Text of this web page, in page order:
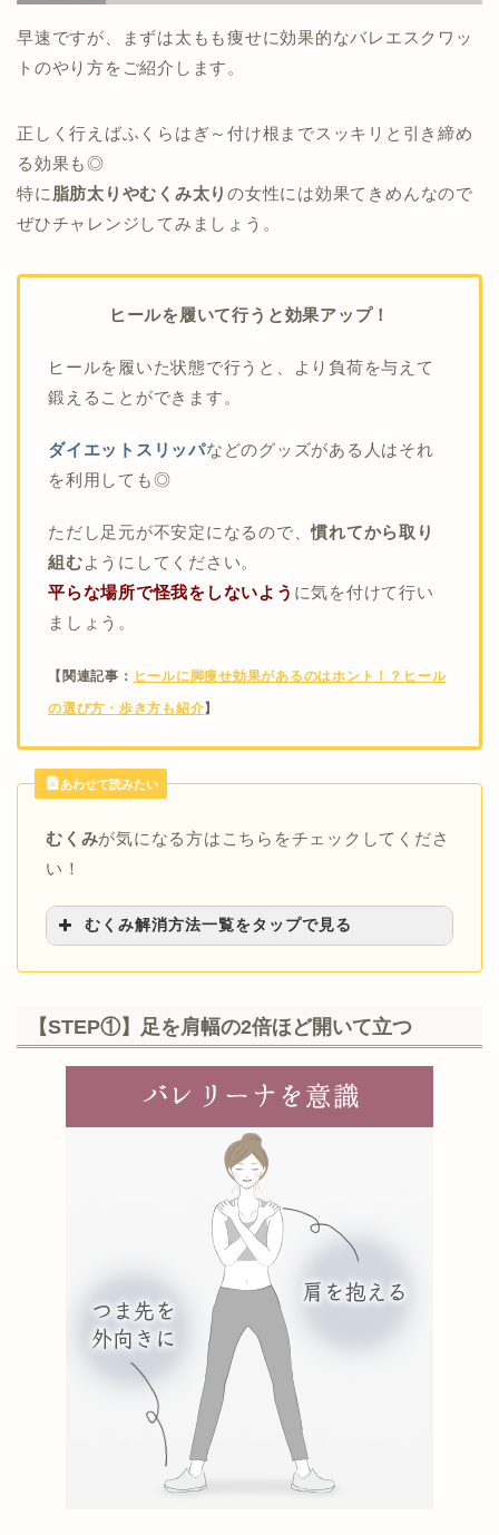
早速ですが、まずは太もも痩せに効果的なバレエスクワッ
トのやり方をご紹介します。
正しく行えばふくらはぎ～付け根までスッキリと引き締め
る効果も◎
特に脂肪太りやむくみ太りの女性には効果てきめんなので
ぜひチャレンジしてみましょう。
ヒールを履いて行うと効果アップ！
ヒールを履いた状態で行うと、より負荷を与えて
鍛えることができます。
ダイエットスリッパなどのグッズがある人はそれ
を利用しても◎
ただし足元が不安定になるので、慣れてから取り
組むようにしてください。
平らな場所で怪我をしないよう に気を付けて行い
ましょう。
【関連記事： ヒールに脚痩せ効果があるのはホント！？ヒール
の選び方・歩き方も紹介】
あわせて読みたい
むくみが気になる方はこちらをチェックしてくださ
い！
むくみ解消方法一覧をタップで見る
【むくみに効く食べ物・飲み物】
>>ルイボスティーでむくみ解消を目指す
【むくみ解消ストレッチ】
>>【1回5分】むくみ解消ストレッチ完全ガイ
>>【部位別】むくみ解消に繋がるツボを徹底
【脚のむくみ解消マッサージ】
>>足のむくみ解消マッサージのやり方を
【顔のむくみ解消マッサージ】
>>顔のむくみはマッサージで即効ケア！
【部位別むくみ解消マッサージ】
>>部位別むくみ解消マッサージ方法！カンタ
ンなやり方で全身スッキリ
【お風呂でむくみ解消】
>>むくみ解消に繋がるお風呂の入り方！
【お腹のむくみ解消法】
>>ぽっこりお腹の原因はむくみ！？簡単にで
きるむくみ解消方法
【足上げでむくみ解消】
【STEP①】足を肩幅の2倍ほど開いて立つ